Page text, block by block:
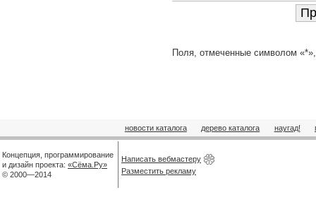
Поля, отмеченные символом
новости каталога дерево каталога наугад!
Концепция, программирование
и дизайн проекта: «Сёма.Ру»
© 2000—2014
Написать вебмастеру
Разместить рекламу